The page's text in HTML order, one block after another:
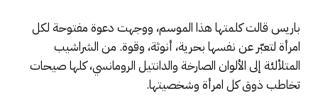
باريس قالت كلمتها هذا الموسم، ووجهت دعوة مفتوحة لكل
امرأة لتعبّر عن نفسها بحرية، أنوثة، وقوة. من الشراشيب
المتلألئة إلى الألوان الصارخة والدانتيل الرومانسي، كلها صيحات
تخاطب ذوق كل امرأة وشخصيتها.